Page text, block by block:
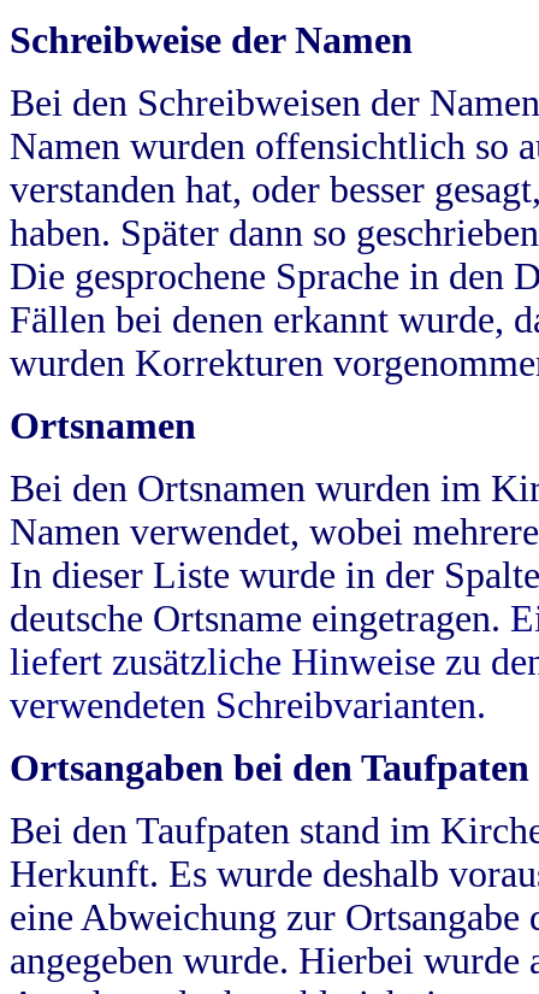
Schreibweise der Namen
Bei den Schreibweisen der
Namen wurden offensichtlich so
verstanden hat, oder besser
haben. Später dann so
Die gesprochene Sprache in
Fällen bei denen erkannt wurde,
wurden Korrekturen
Ortsnamen
Bei den Ortsnamen wurden im
Namen verwendet, wobei
In dieser Liste wurde in der
deutsche Ortsname eingetragen.
liefert zusätzliche Hinweise zu
verwendeten Schreibvarianten.
Ortsangaben bei den Taufpaten
Bei den Taufpaten stand im
Herkunft. Es wurde deshalb
eine Abweichung zur
angegeben wurde. Hierbei wurde